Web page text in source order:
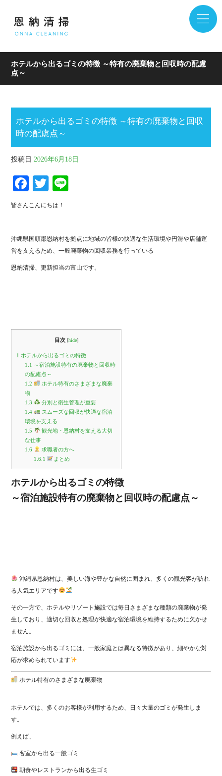
ホテルから出るゴミの特徴 ～特有の廃棄物と回収時の配慮
点～
ホテルから出るゴミの特徴 ～特有の廃棄物と回収
時の配慮点～
投稿日 2026年6月18日
Fa
ce
T
wi
皆さんこんにちは！
沖縄県国頭郡恩納村を拠点に地域の皆様の快適な生活環境や円滑や店舗運
営を支えるため、一般廃棄物の回収業務を行っている
恩納清掃、更新担当の富山です。
目次 [hide]
1 ホテルから出るゴミの特徴
1.1
～宿泊施設特有の廃棄物と回収時
の配慮点～
1.2
ホテル特有のさまざまな廃棄
物
1.3
分別と衛生管理が重要
1.4
スムーズな回収が快適な宿泊
環境を支える
1.5
観光地・恩納村を支える大切
な仕事
1.6
求職者の方へ
1.6.1
まとめ
ホテルから出るゴミの特徴
～宿泊施設特有の廃棄物と回収時の配慮点～
沖縄県恩納村は、美しい海や豊かな自然に囲まれ、多くの観光客が訪れ
る人気エリアです
その一方で、ホテルやリゾート施設では毎日さまざまな種類の廃棄物が発
生しており、適切な回収と処理が快適な宿泊環境を維持するために欠かせ
ません。
宿泊施設から出るゴミには、一般家庭とは異なる特徴があり、細やかな対
応が求められています
ホテル特有のさまざまな廃棄物
ホテルでは、多くのお客様が利用するため、日々大量のゴミが発生しま
す。
例えば、
客室から出る一般ゴミ
朝食やレストランから出る生ゴミ